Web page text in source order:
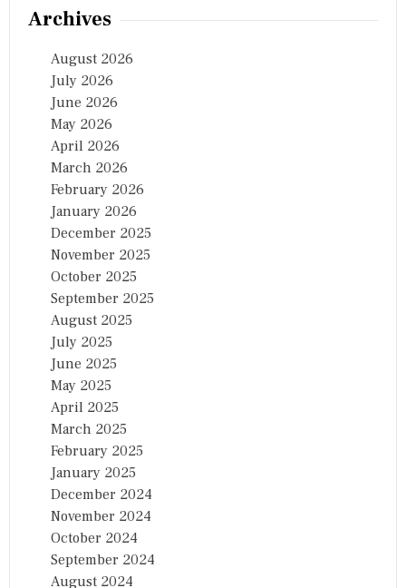
Archives
August 2026
July 2026
June 2026
May 2026
April 2026
March 2026
February 2026
January 2026
December 2025
November 2025
October 2025
September 2025
August 2025
July 2025
June 2025
May 2025
April 2025
March 2025
February 2025
January 2025
December 2024
November 2024
October 2024
September 2024
August 2024